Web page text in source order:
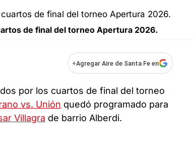
de final del torneo Apertura 2026.
+Agregar Aire de Santa Fe en
por los cuartos de final del torneo
vs. Unión quedó programado para
Villagra de barrio Alberdi.